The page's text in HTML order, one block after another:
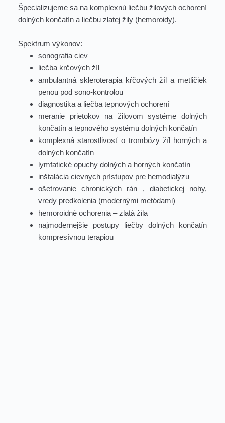
Špecializujeme sa na komplexnú liečbu žilových ochorení
dolných končatín a liečbu zlatej žily (hemoroidy).
Spektrum výkonov:
sonografia ciev
liečba krčových žíl
ambulantná skleroterapia kŕčových žíl a metličiek
penou pod sono-kontrolou
diagnostika a liečba tepnových ochorení
meranie prietokov na žilovom systéme dolných
končatín a tepnového systému dolných končatín
komplexná starostlivosť o trombózy žíl horných a
dolných končatín
lymfatické opuchy dolných a horných končatín
inštalácia cievnych prístupov pre hemodialýzu
ošetrovanie chronických rán , diabetickej nohy,
vredy predkolenia (modernými metódami)
hemoroidné ochorenia – zlatá žila
najmodernejšie postupy liečby dolných končatín
kompresívnou terapiou